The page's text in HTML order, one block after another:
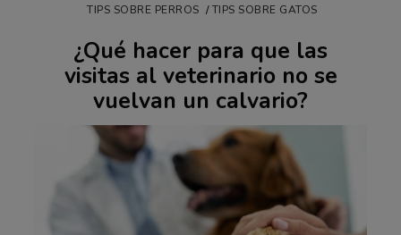
TIPS SOBRE PERROS TIPS SOBRE GATOS
¿Qué hacer para que las
visitas al veterinario no se
vuelvan un calvario?